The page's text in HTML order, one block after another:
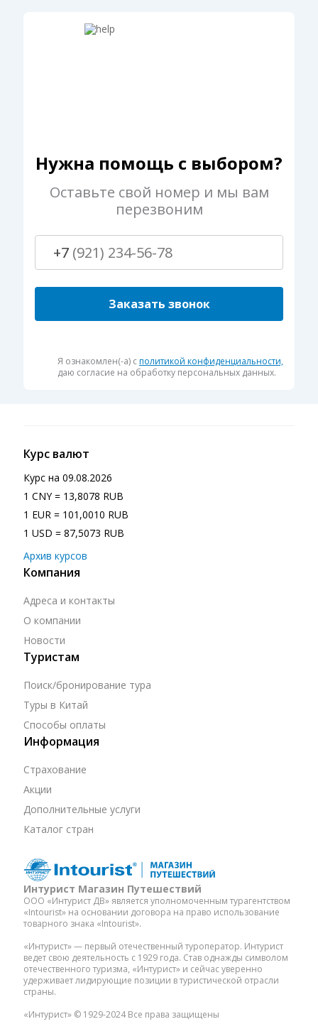
Нужна помощь с выбором?
Оставьте свой номер и мы вам
перезвоним
+7
Заказать звонок
Я ознакомлен(-а) сполитикой конфиденциальности,
даю согласие на обработку персональных данных.
Курс валют
Курс на 09.08.2026
1 CNY = 13,8078 RUB
1 EUR = 101,0010 RUB
1 USD = 87,5073 RUB
Архив курсов
Компания
Адреса и контакты
О компании
Новости
Туристам
Поиск/бронирование тура
Туры в Китай
Способы оплаты
Информация
Страхование
Акции
Дополнительные услуги
Каталог стран
Интурист Магазин Путешествий
ООО «Интурист ДВ» является уполномоченным турагентством
«Intourist» на основании договора на право использование
товарного знака «Intourist».
«Интурист» — первый отечественный туроператор. Интурист
ведет свою деятельность с 1929 года. Став однажды символом
отечественного туризма, «Интурист» и сейчас уверенно
удерживает лидирующие позиции в туристической отрасли
страны.
«Интурист» © 1929-2024 Все права защищены